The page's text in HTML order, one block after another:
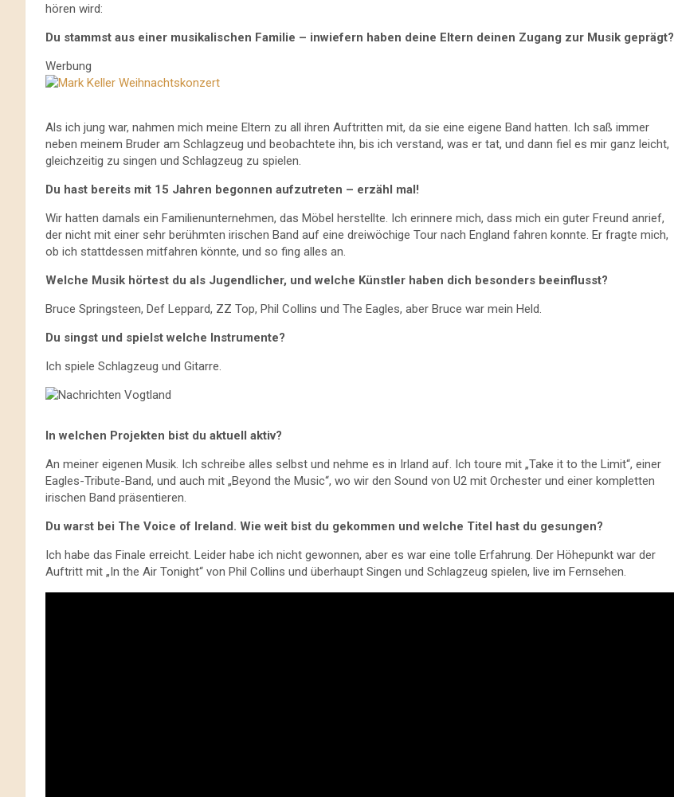
hören wird:
Du stammst aus einer musikalischen Familie – inwiefern haben deine Eltern deinen Zugang zur Musik geprägt?
Werbung
Als ich jung war, nahmen mich meine Eltern zu all ihren Auftritten mit, da sie eine eigene Band hatten. Ich saß immer
neben meinem Bruder am Schlagzeug und beobachtete ihn, bis ich verstand, was er tat, und dann fiel es mir ganz leicht,
gleichzeitig zu singen und Schlagzeug zu spielen.
Du hast bereits mit 15 Jahren begonnen aufzutreten – erzähl mal!
Wir hatten damals ein Familienunternehmen, das Möbel herstellte. Ich erinnere mich, dass mich ein guter Freund anrief,
der nicht mit einer sehr berühmten irischen Band auf eine dreiwöchige Tour nach England fahren konnte. Er fragte mich,
ob ich stattdessen mitfahren könnte, und so fing alles an.
Welche Musik hörtest du als Jugendlicher, und welche Künstler haben dich besonders beeinflusst?
Bruce Springsteen, Def Leppard, ZZ Top, Phil Collins und The Eagles, aber Bruce war mein Held.
Du singst und spielst welche Instrumente?
Ich spiele Schlagzeug und Gitarre.
In welchen Projekten bist du aktuell aktiv?
An meiner eigenen Musik. Ich schreibe alles selbst und nehme es in Irland auf. Ich toure mit „Take it to the Limit“, einer
Eagles-Tribute-Band, und auch mit „Beyond the Music“, wo wir den Sound von U2 mit Orchester und einer kompletten
irischen Band präsentieren.
Du warst bei The Voice of Ireland. Wie weit bist du gekommen und welche Titel hast du gesungen?
Ich habe das Finale erreicht. Leider habe ich nicht gewonnen, aber es war eine tolle Erfahrung. Der Höhepunkt war der
Auftritt mit „In the Air Tonight“ von Phil Collins und überhaupt Singen und Schlagzeug spielen, live im Fernsehen.